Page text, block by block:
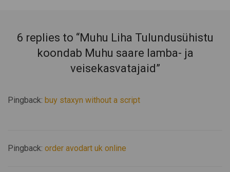
6 replies to “Muhu Liha Tulundusühistu
koondab Muhu saare lamba- ja
veisekasvatajaid ”
Pingback: buy staxyn without a script
Pingback: order avodart uk online